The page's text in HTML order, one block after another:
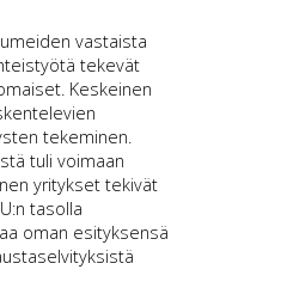
vastaista
tekevät
Keskeinen
tekeminen.
tuli voimaan
yritykset tekivät
tasolla
oman esityksensä